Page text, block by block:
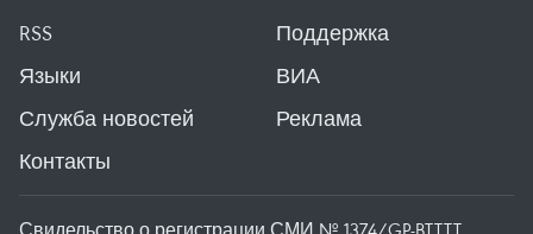
RSS
Поддержка
Языки
ВИА
Служба новостей
Реклама
Контакты
Свидельство о регистрации СМИ № 1374/GP-BTTTT